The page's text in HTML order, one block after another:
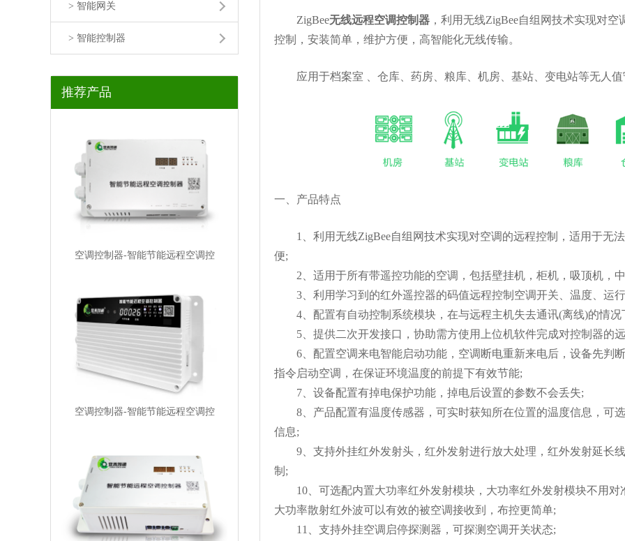
> 智能网关
> 智能控制器
推荐产品
空调控制器-智能节能远程空调控
空调控制器-智能节能远程空调控
ZigBee无线远程空调控制器 ，利用无线ZigBee自组网技术实现对
控制，安装简单，维护方便，高智能化无线传输。
应用于档案室 、仓库、药房、粮库、机房、基站、变电站等无人值
一、产品特点
1、利用无线ZigBee自组网技术实现对空调的远程控制，适用于无
便;
2、适用于所有带遥控功能的空调，包括壁挂机，柜机，吸顶机，
3、利用学习到的红外遥控器的码值远程控制空调开关、温度、运
4、配置有自动控制系统模块，在与远程主机失去通讯(离线)的情况
5、提供二次开发接口，协助需方使用上位机软件完成对控制器的
6、配置空调来电智能启动功能，空调断电重新来电后，设备先判
指令启动空调，在保证环境温度的前提下有效节能;
7、设备配置有掉电保护功能，掉电后设置的参数不会丢失;
8、产品配置有温度传感器，可实时获知所在位置的温度信息，可
信息;
9、支持外挂红外发射头，红外发射进行放大处理，红外发射延长
制;
10、可选配内置大功率红外发射模块，大功率红外发射模块不用对
大功率散射红外波可以有效的被空调接收到，布控更简单;
11、支持外挂空调启停探测器，可探测空调开关状态;